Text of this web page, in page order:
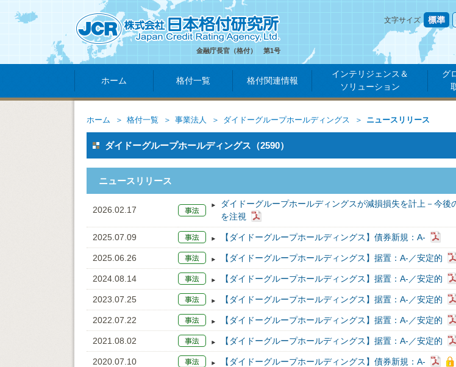
金融庁長官（格付） 第1号
文字サイズ
ホーム 格付一覧 格付関連情報
インテリジェンス＆
ソリューション
グ
ホーム 格付一覧 事業法人 ダイドーグループホールディングス ニュースリリース
ダイドーグループホールディングス（2590）
ニュースリリース
2026.02.17
ダイドーグループホールディングスが減損損失を計上－今後
を注視
2025.07.09 【ダイドーグループホールディングス】債券新規：A-
2025.06.26 【ダイドーグループホールディングス】据置：A-／安定的
2024.08.14 【ダイドーグループホールディングス】据置：A-／安定的
2023.07.25 【ダイドーグループホールディングス】据置：A-／安定的
2022.07.22 【ダイドーグループホールディングス】据置：A-／安定的
2021.08.02 【ダイドーグループホールディングス】据置：A-／安定的
2020.07.10 【ダイドーグループホールディングス】債券新規：A-